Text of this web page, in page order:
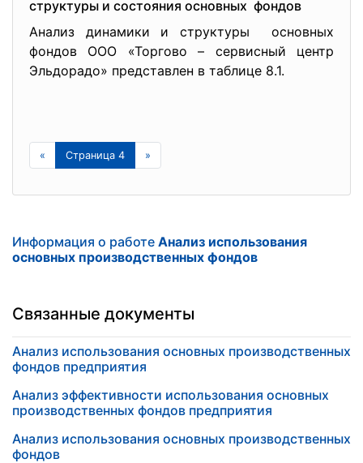
структуры и состояния основных фондов
Анализ динамики и структуры основных
фондов ООО «Торгово – сервисный центр
Эльдорадо» представлен в таблице 8.1.
« Страница 4 »
Информация о работе Анализ использования
основных производственных фондов
Связанные документы
Анализ использования основных производственных
фондов предприятия
Анализ эффективности использования основных
производственных фондов предприятия
Анализ использования основных производственных
фондов